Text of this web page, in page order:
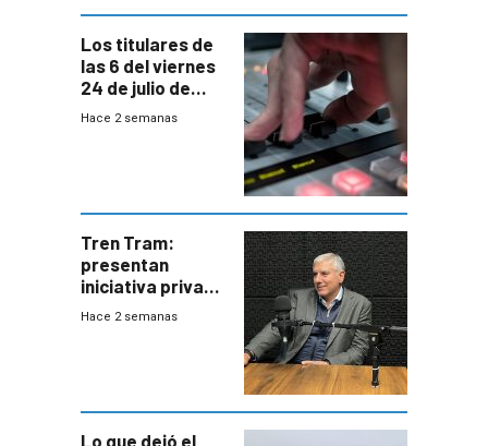
Los titulares de
las 6 del viernes
24 de julio de
2026
Hace 2 semanas
Tren Tram:
presentan
iniciativa privada
para una red de
Hace 2 semanas
Lo que dejó el